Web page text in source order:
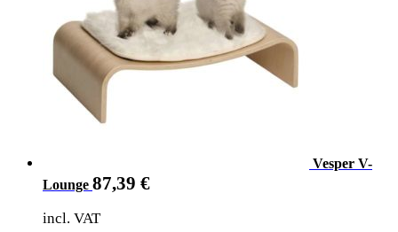
Vesper V-
Lounge 87,39 €
incl. VAT